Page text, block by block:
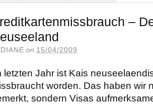
–
DIANE on 15/04/2009
letzten Jahr ist Kais
worden. Das haben wir
sondern Visas